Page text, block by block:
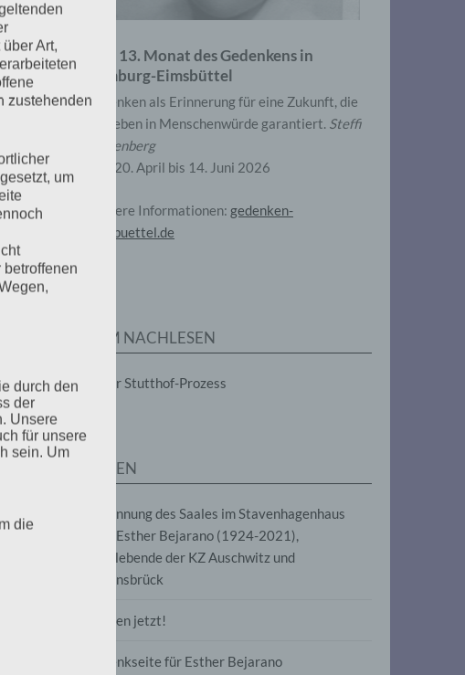
Bruno
Zum 13. Monat des Gedenkens in
Hamburg-Eimsbüttel
Gedenken als Erinnerung für eine Zukunft, die
ein Leben in Menschenwürde garantiert. Steffi
Wittenberg
Vom 20. April bis 14. Juni 2026
Weitere Informationen: gedenken-
eimsbuettel.de
ZUM NACHLESEN
Der Stutthof-Prozess
SEITEN
Benennung des Saales im Stavenhagenhaus
nach Esther Bejarano (1924-2021),
Überlebende der KZ Auschwitz und
Ravensbrück
Frieden jetzt!
Gedenkseite für Esther Bejarano
Art,
zustehenden
um
durch den
der
Unsere
für unsere
sein. Um
die